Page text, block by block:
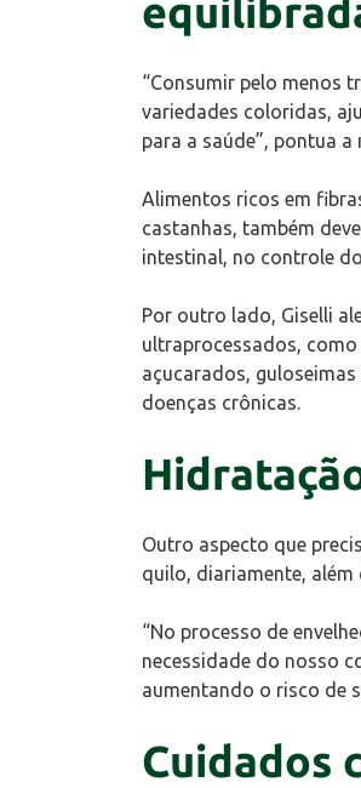
“Consumir pelo menos
variedades coloridas,
para a saúde”, pontua
Alimentos ricos em
castanhas, também
intestinal, no controle
Por outro lado, Giselli
ultraprocessados,
açucarados,
doenças crônicas.
Outro aspecto que
quilo, diariamente,
“No processo de
necessidade do nosso
aumentando o risco de
Cuidados